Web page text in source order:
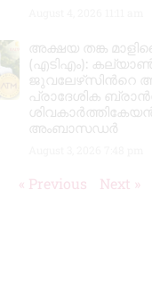
അക്ഷയ തങ്ക
(എടിഎം):
ജുവലേഴ്‌സിന്‍റെ
പ്രാദേശിക
അംബാസഡര്‍
« Previous Next »